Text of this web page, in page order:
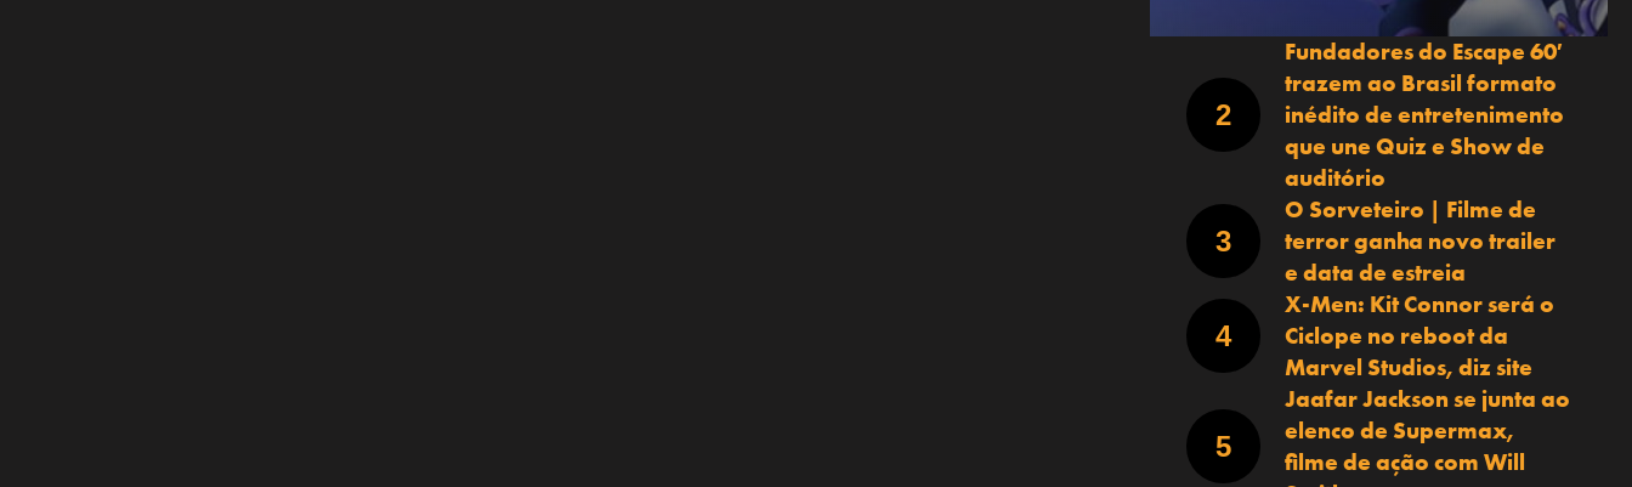
Fundadores do Escape 60′
trazem ao Brasil formato
inédito de entretenimento
que une Quiz e Show de
auditório
O Sorveteiro | Filme de
terror ganha novo trailer
e data de estreia
X-Men: Kit Connor será o
Ciclope no reboot da
Marvel Studios, diz site
Jaafar Jackson se junta ao
elenco de Supermax,
filme de ação com Will